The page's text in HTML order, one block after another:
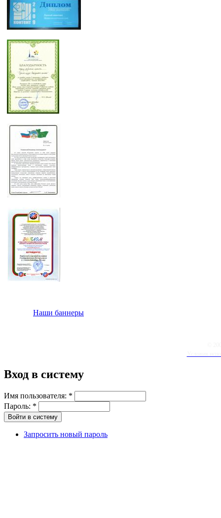
Наши баннеры
Вход в систему
Имя пользователя: *
Пароль: *
Запросить новый пароль